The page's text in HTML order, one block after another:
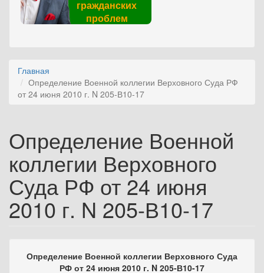
гражданских
проблем
Главная
Определение Военной коллегии Верховного Суда РФ
от 24 июня 2010 г. N 205-В10-17
Определение Военной
коллегии Верховного
Суда РФ от 24 июня
2010 г. N 205-В10-17
Определение Военной коллегии Верховного Суда
РФ от 24 июня 2010 г. N 205-В10-17